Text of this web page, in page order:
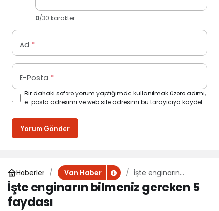
0/30 karakter
Ad *
E-Posta *
Bir dahaki sefere yorum yaptığımda kullanılmak üzere adımı,
e-posta adresimi ve web site adresimi bu tarayıcıya kaydet.
Yorum Gönder
Haberler Van Haber
İşte enginarın
bilmeniz gereken 5
faydası
İşte enginarın bilmeniz gereken 5
faydası